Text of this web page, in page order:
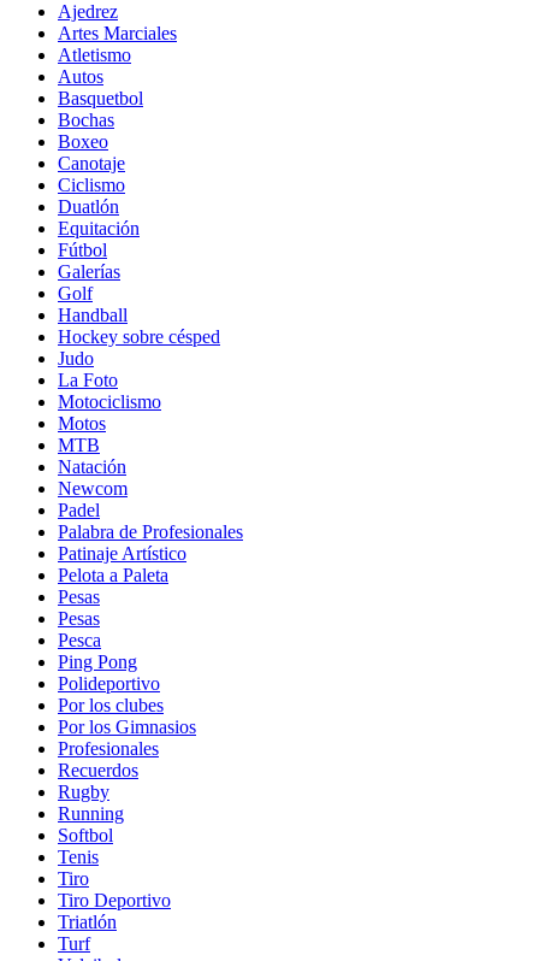
Ajedrez
Artes Marciales
Atletismo
Autos
Basquetbol
Bochas
Boxeo
Canotaje
Ciclismo
Duatlón
Equitación
Fútbol
Galerías
Golf
Handball
Hockey sobre césped
Judo
La Foto
Motociclismo
Motos
MTB
Natación
Newcom
Padel
Palabra de Profesionales
Patinaje Artístico
Pelota a Paleta
Pesas
Pesas
Pesca
Ping Pong
Polideportivo
Por los clubes
Por los Gimnasios
Profesionales
Recuerdos
Rugby
Running
Softbol
Tenis
Tiro
Tiro Deportivo
Triatlón
Turf